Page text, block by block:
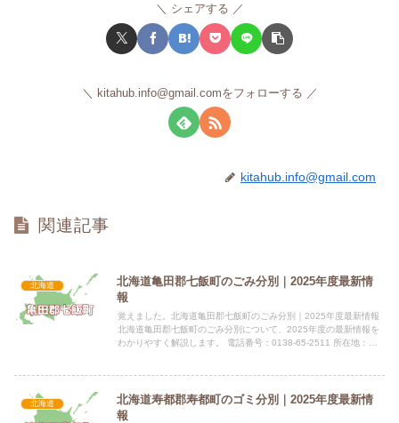
シェアする
kitahub.info@gmail.comをフォローする
kitahub.info@gmail.com
関連記事
北海道
北海道亀田郡七飯町のごみ分別｜2025年度最新情
報
覚えました。北海道亀田郡七飯町のごみ分別｜2025年度最新情報
北海道亀田郡七飯町のごみ分別について、2025年度の最新情報を
わかりやすく解説します。 電話番号：0138-65-2511 所在地：北
北海道
北海道寿都郡寿都町のゴミ分別｜2025年度最新情
報